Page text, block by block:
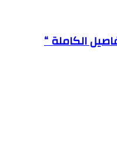
الكاملة “